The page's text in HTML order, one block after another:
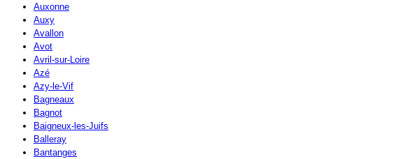
Auxonne
Auxy
Avallon
Avot
Avril-sur-Loire
Azé
Azy-le-Vif
Bagneaux
Bagnot
Baigneux-les-Juifs
Balleray
Bantanges